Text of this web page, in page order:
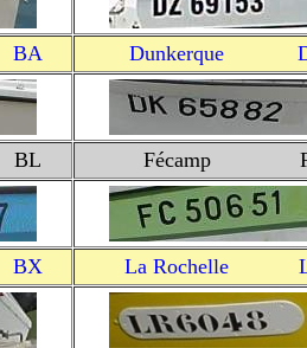
BA Dunkerque
BL Fécamp
BX La Rochelle